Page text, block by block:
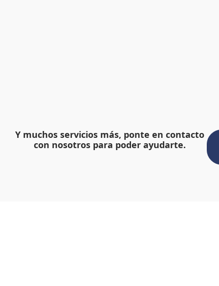
Y muchos servicios más, ponte en contacto
con nosotros para poder ayudarte.